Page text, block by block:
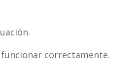
funcionar correctamente.